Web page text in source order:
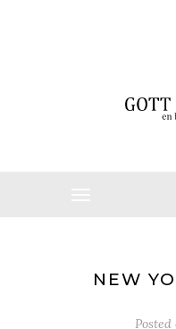
NEW
Posted